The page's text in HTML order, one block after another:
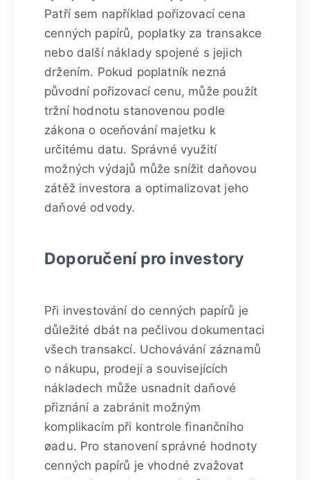
Patří sem například pořizovací cena
cenných papírů, poplatky za transakce
nebo další náklady spojené s jejich
držením. Pokud poplatník nezná
původní pořizovací cenu, může použít
tržní hodnotu stanovenou podle
zákona o oceňování majetku k
určitému datu. Správné využití
možných výdajů může snížit daňovou
zátěž investora a optimalizovat jeho
daňové odvody.
Doporučení pro investory
Při investování do cenných papírů je
důležité dbát na pečlivou dokumentaci
všech transakcí. Uchovávání záznamů
o nákupu, prodeji a souvisejících
nákladech může usnadnit daňové
přiznání a zabránit možným
komplikacím při kontrole finančního
øadu. Pro stanovení správné hodnoty
cenných papírů je vhodné zvažovat